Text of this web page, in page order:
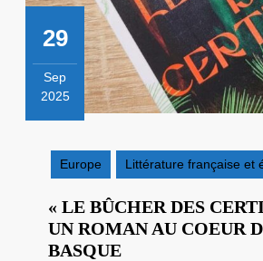
29
Sep
2025
2025
Europe
Littérature française et
« LE BÛCHER DES
UN ROMAN AU COEUR
BASQUE« LE